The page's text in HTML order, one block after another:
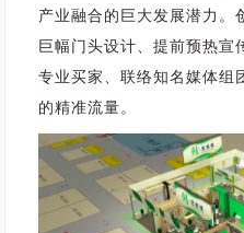
产业融合的巨大发展潜力。
巨幅门头设计、提前预热宣
专业买家、联络知名媒体组
的精准流量。